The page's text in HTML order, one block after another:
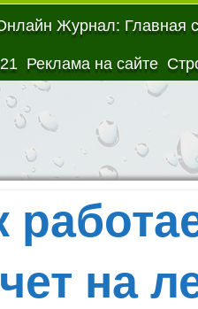
Журнал: Главная
Реклама на сайте
на